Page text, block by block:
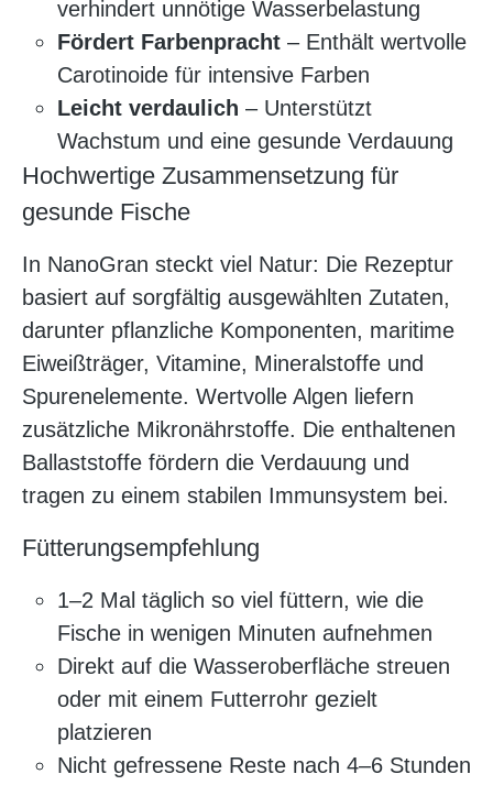
verhindert unnötige Wasserbelastung
Fördert Farbenpracht – Enthält wertvolle
Carotinoide für intensive Farben
Leicht verdaulich – Unterstützt
Wachstum und eine gesunde Verdauung
Hochwertige Zusammensetzung für
gesunde Fische
In NanoGran steckt viel Natur: Die Rezeptur
basiert auf sorgfältig ausgewählten Zutaten,
darunter pflanzliche Komponenten, maritime
Eiweißträger, Vitamine, Mineralstoffe und
Spurenelemente. Wertvolle Algen liefern
zusätzliche Mikronährstoffe. Die enthaltenen
Ballaststoffe fördern die Verdauung und
tragen zu einem stabilen Immunsystem bei.
Fütterungsempfehlung
1–2 Mal täglich so viel füttern, wie die
Fische in wenigen Minuten aufnehmen
Direkt auf die Wasseroberfläche streuen
oder mit einem Futterrohr gezielt
platzieren
Nicht gefressene Reste nach 4–6 Stunden